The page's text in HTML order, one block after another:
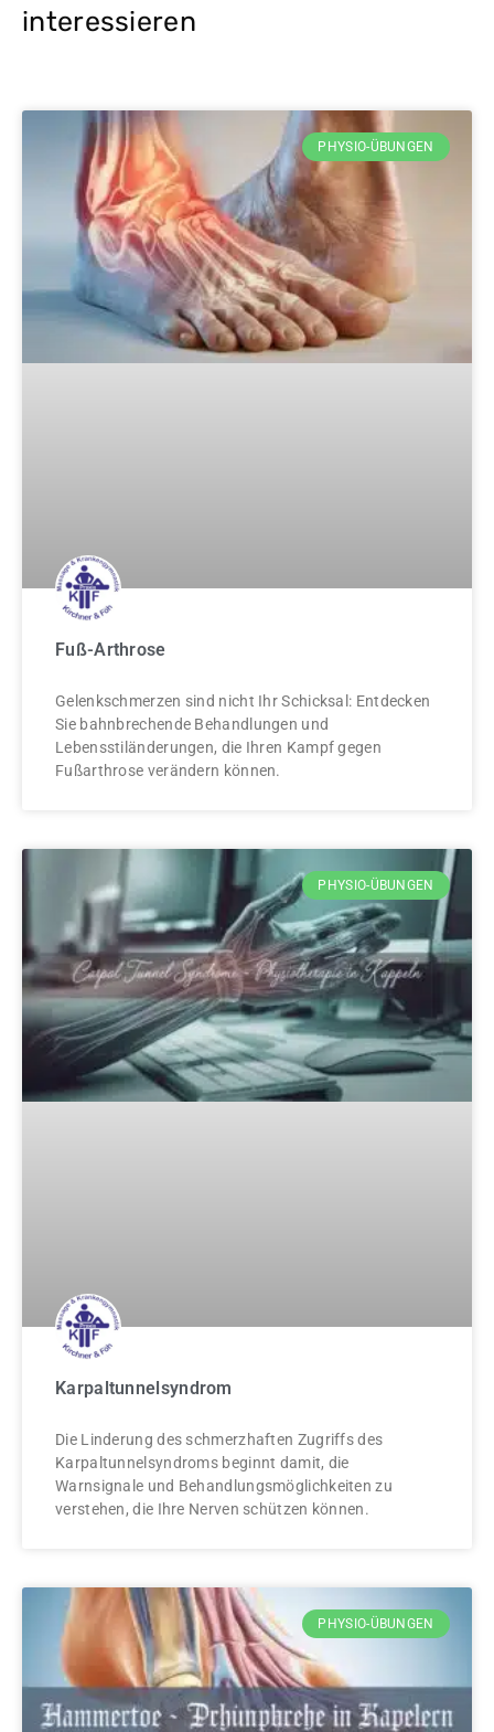
interessieren
PHYSIO-ÜBUNGEN
Fuß-Arthrose
Gelenkschmerzen sind nicht Ihr Schicksal: Entdecken
Sie bahnbrechende Behandlungen und
Lebensstiländerungen, die Ihren Kampf gegen
Fußarthrose verändern können.
PHYSIO-ÜBUNGEN
Karpaltunnelsyndrom
Die Linderung des schmerzhaften Zugriffs des
Karpaltunnelsyndroms beginnt damit, die
Warnsignale und Behandlungsmöglichkeiten zu
verstehen, die Ihre Nerven schützen können.
PHYSIO-ÜBUNGEN